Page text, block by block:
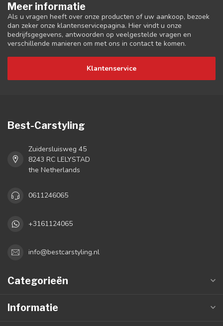
Meer informatie
Als u vragen heeft over onze producten of uw aankoop, bezoek
dan zeker onze klantenservicepagina. Hier vindt u onze
bedrijfsgegevens, antwoorden op veelgestelde vragen en
verschillende manieren om met ons in contact te komen.
Klantenservice
Best-Carstyling
Zuidersluisweg 45
8243 RC LELYSTAD
the Netherlands
0611246065
+3161124065
info@bestcarstyling.nl
Categorieën
Informatie